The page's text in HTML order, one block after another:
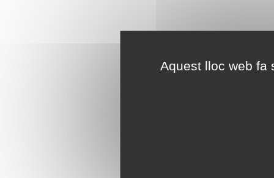
Aquest lloc web fa